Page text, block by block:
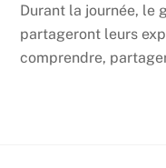
Durant la journée, le
partageront leurs
comprendre,